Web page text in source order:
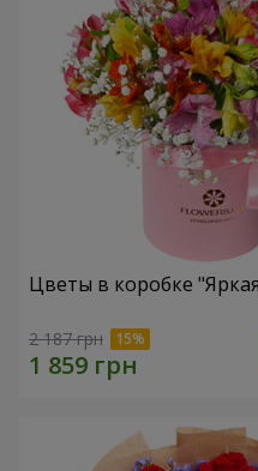
Цветы в коробке
2 187 грн